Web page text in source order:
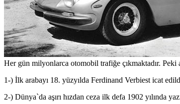
Her gün milyonlarca otomobil trafiğe çıkmaktadır.
1-) İlk arabayı 18. yüzyılda Ferdinand Verbiest icat
2-) Dünya`da aşırı hızdan ceza ilk defa 1902 yılında